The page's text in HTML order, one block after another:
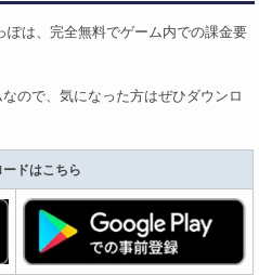
ぽは、完全無料でゲーム内での課金要
ので、気になった方はぜひダウンロ
ードはこちら